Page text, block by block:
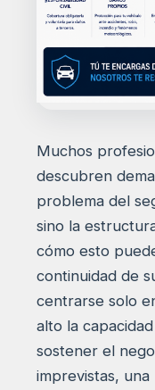
Muchos
descubren
problema del
sino la
cómo esto
continuidad de
centrarse solo
alto la
sostener el
imprevistas,